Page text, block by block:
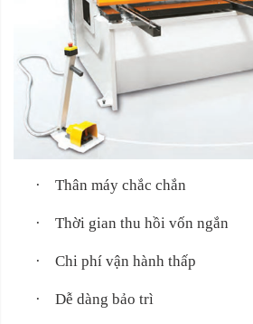
· Thân máy chắc chắn
· Thời gian thu hồi vốn ngắn
· Chi phí vận hành thấp
· Dễ dàng bảo trì